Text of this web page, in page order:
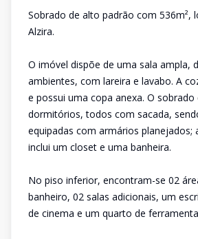
Sobrado de alto padrão com 536m²,
Alzira.
O imóvel dispõe de uma sala ampla,
ambientes, com lareira e lavabo. A
e possui uma copa anexa. O
dormitórios, todos com sacada,
equipadas com armários planejados;
inclui um closet e uma banheira.
No piso inferior, encontram-se 02
banheiro, 02 salas adicionais, um
de cinema e um quarto de